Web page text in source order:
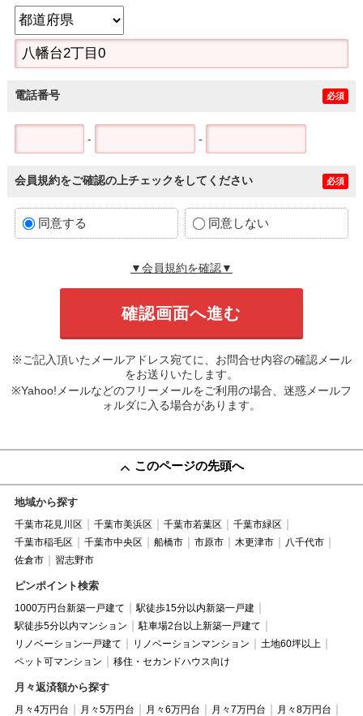
電話番号 必須
- -
会員規約をご確認の上チェックをしてください 必須
同意する 同意しない
▼会員規約を確認▼
※ご記入頂いたメールアドレス宛てに、お問合せ内容の確認メール
をお送りいたします。
※Yahoo!メールなどのフリーメールをご利用の場合、迷惑メールフ
ォルダに入る場合があります。
このページの先頭へ
地域から探す
千葉市花見川区 千葉市美浜区 千葉市若葉区
千葉市緑区
千葉市稲毛区
千葉市中央区 船橋市 市原市 木更津市
八千代市
佐倉市
習志野市
ピンポイント検索
1000万円台新築一戸建て
駅徒歩15分以内新築一戸建
駅徒歩5分以内マンション
駐車場2台以上新築一戸建て
リノベーション一戸建て
リノベーションマンション
土地60坪以上
ペット可マンション
移住・セカンドハウス向け
月々返済額から探す
月々4万円台 月々5万円台 月々6万円台 月々7万円台
月々8万円台